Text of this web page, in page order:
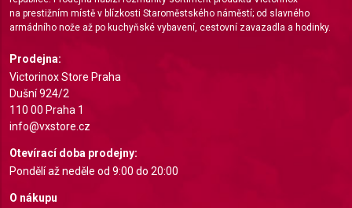
na prestižním místě v blízkosti Staroměstského náměstí; od slavného
armádního nože až po kuchyňské vybavení, cestovní zavazadla a hodinky.
Prodejna:
Victorinox Store Praha
Dušní 924/2
110 00 Praha 1
info@vxstore.cz
Otevírací doba prodejny:
Pondělí až neděle od 9:00 do 20:00
O nákupu
Identify devices based on information actively
Non-IAB processing purposes:
Performance
Functional